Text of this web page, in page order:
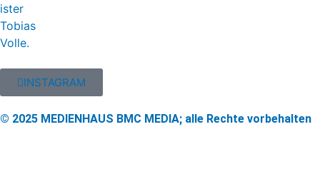
INSTAGRAM
© 2025 MEDIENHAUS BMC MEDIA; alle Rechte vorbehalten